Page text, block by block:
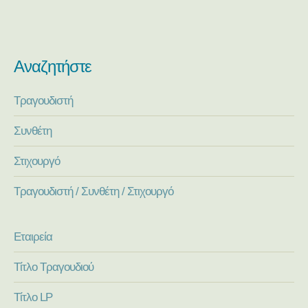
Αναζητήστε
Τραγουδιστή
Συνθέτη
Στιχουργό
Τραγουδιστή / Συνθέτη / Στιχουργό
Εταιρεία
Τίτλο Τραγουδιού
Τίτλο LP